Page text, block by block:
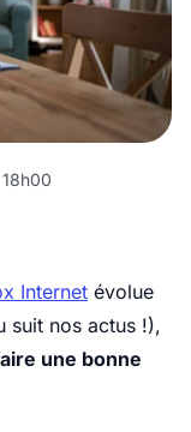
Internet évolue
suit nos actus !),
une bonne